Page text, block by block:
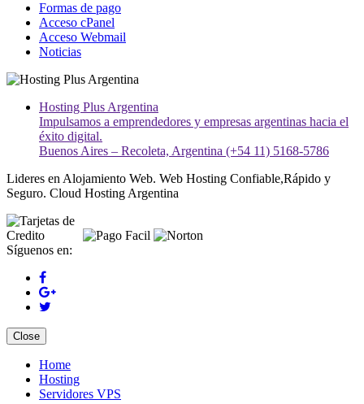
Formas de pago
Acceso cPanel
Acceso Webmail
Noticias
Hosting Plus Argentina
Impulsamos a emprendedores y empresas argentinas hacia el
éxito digital.
Buenos Aires – Recoleta, Argentina (+54 11) 5168-5786
Lideres en Alojamiento Web. Web Hosting Confiable,Rápido y
Seguro. Cloud Hosting Argentina
Síguenos en:
Close
Home
Hosting
Servidores VPS